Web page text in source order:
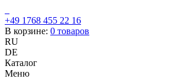
+49 1768 455 22 16
В корзине: 0 товаров
RU
DE
Каталог
Меню